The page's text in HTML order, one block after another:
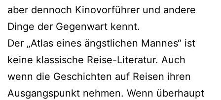
aber dennoch Kinovorführer und andere
Dinge der Gegenwart kennt.
Der „Atlas eines ängstlichen Mannes“ ist
keine klassische Reise-Literatur. Auch
wenn die Geschichten auf Reisen ihren
Ausgangspunkt nehmen. Wenn überhaupt